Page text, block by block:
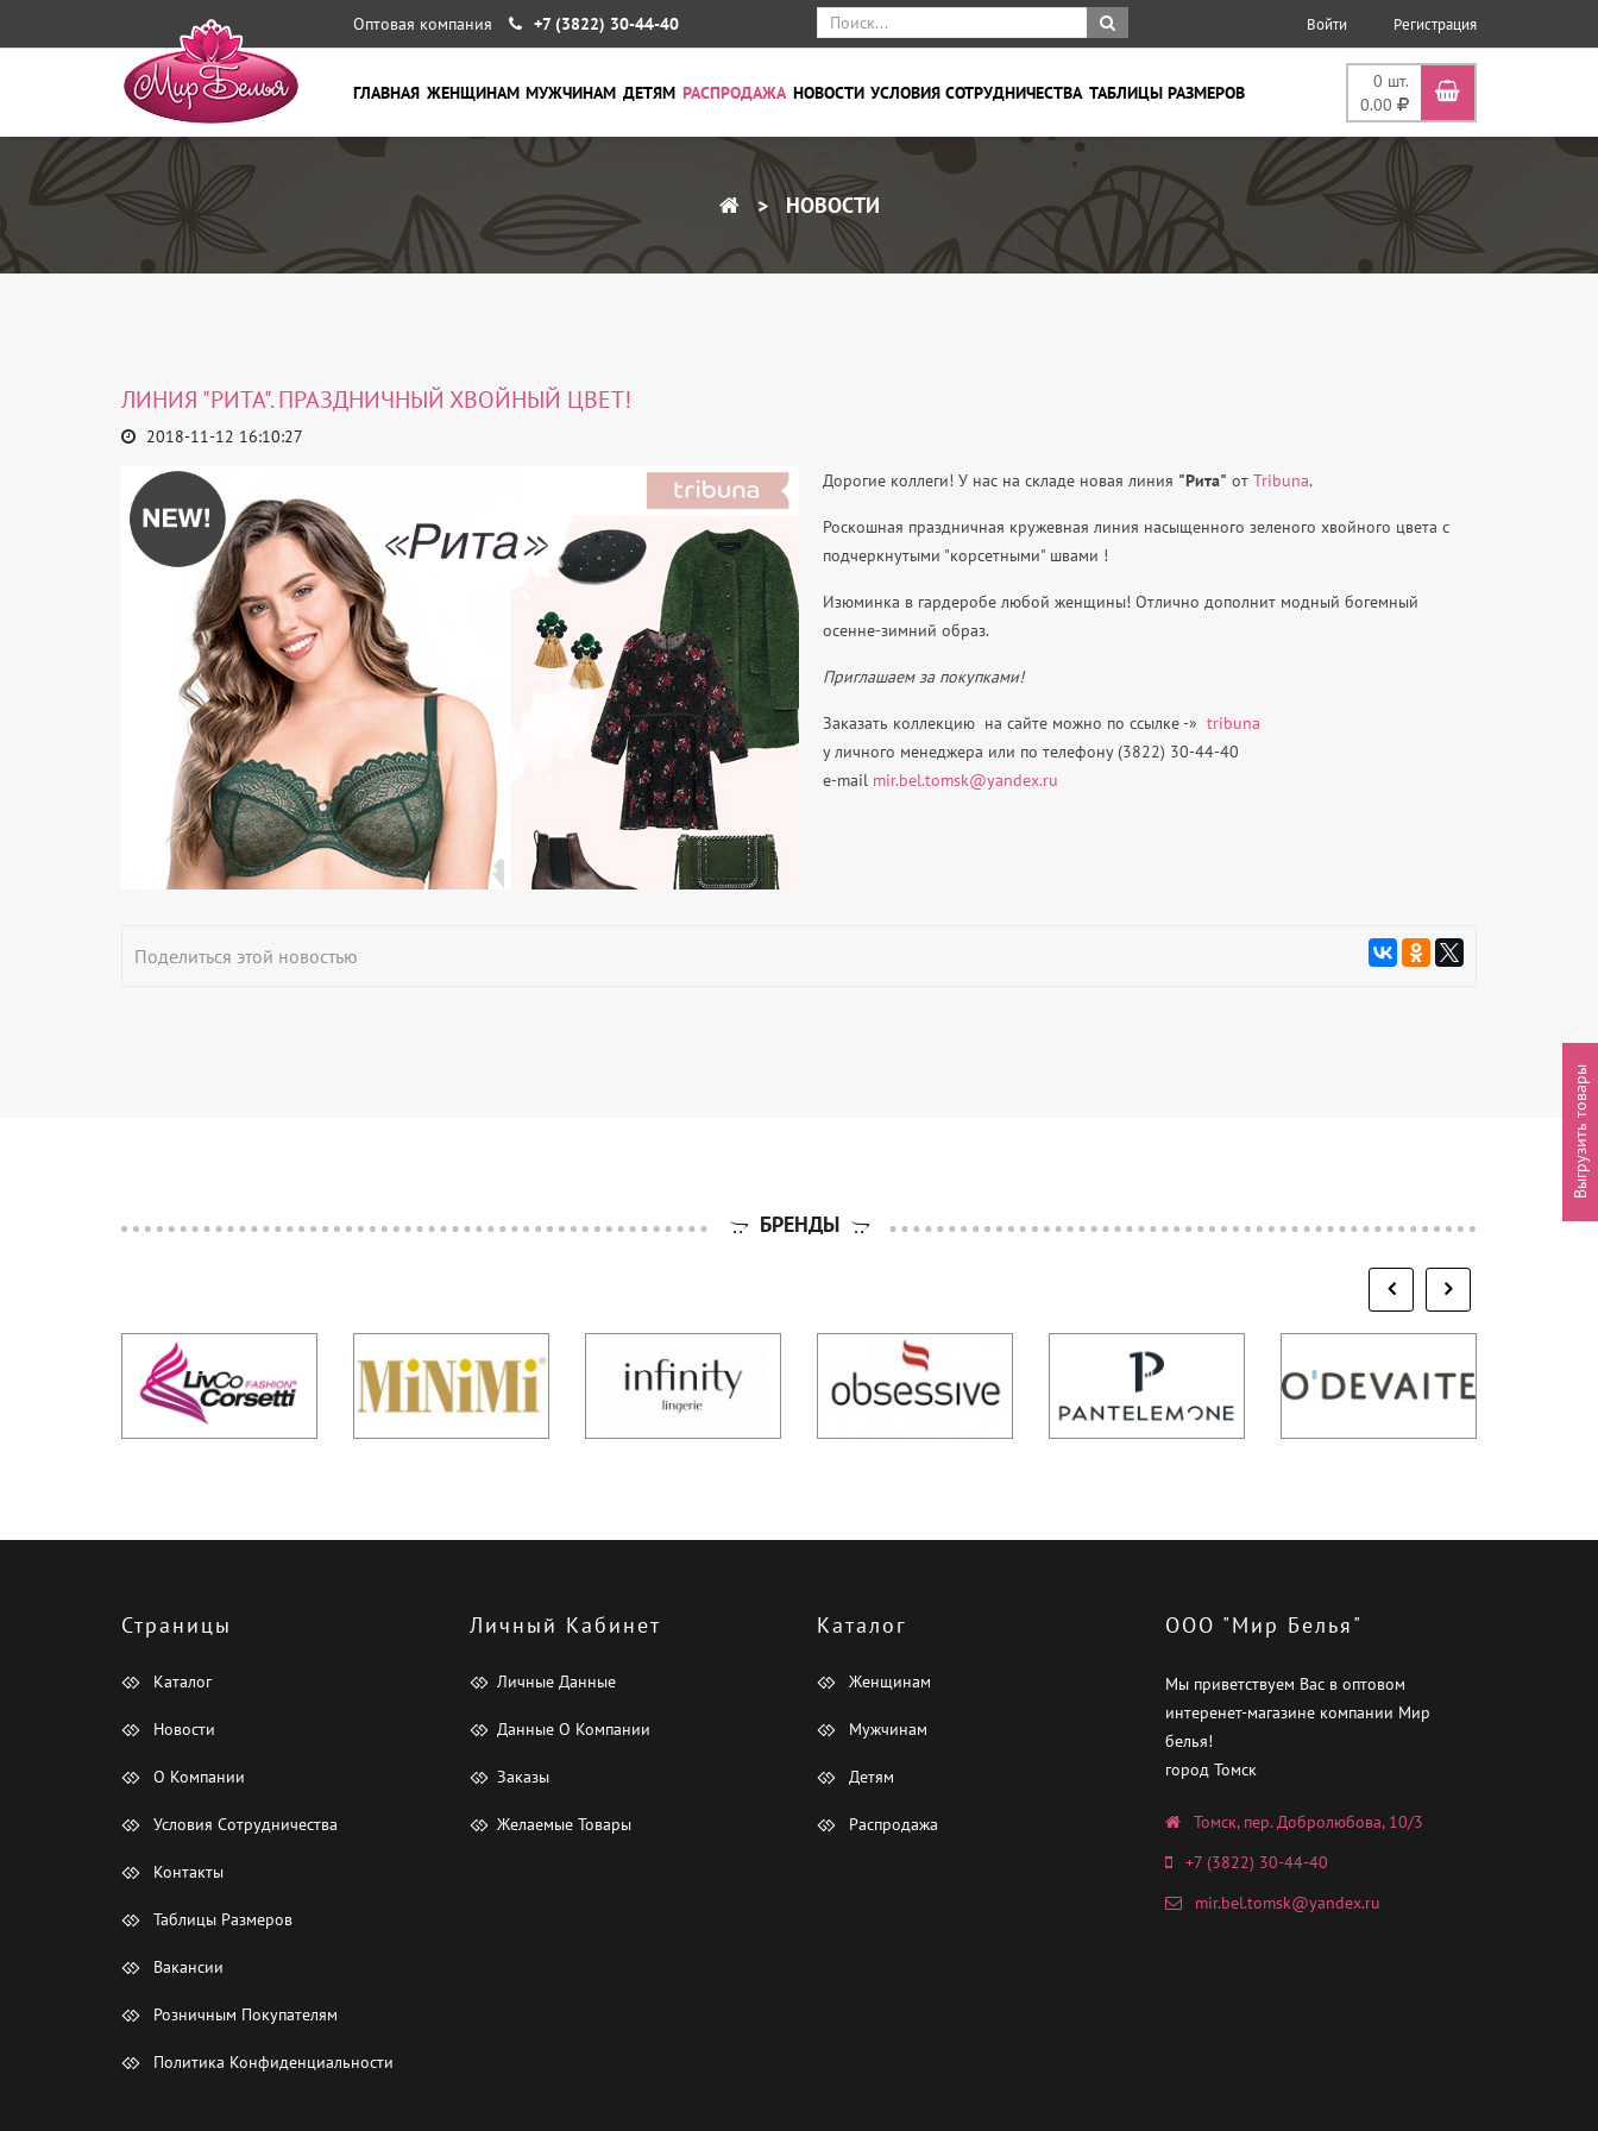
Оптовая компания +7 (3822) 30-44-40 Войти Регистрация
0 шт.
0.00
ГЛАВНАЯ ЖЕНЩИНАМ МУЖЧИНАМ ДЕТЯМ РАСПРОДАЖА НОВОСТИ УСЛОВИЯ СОТРУДНИЧЕСТВА ТАБЛИЦЫ РАЗМЕРОВ
НОВОСТИ
ЛИНИЯ "РИТА". ПРАЗДНИЧНЫЙ ХВОЙНЫЙ ЦВЕТ!
2018-11-12 16:10:27
Дорогие коллеги! У нас на складе новая линия "Рита" от Tribuna.
Роскошная праздничная кружевная линия насыщенного зеленого хвойного цвета с
подчеркнутыми "корсетными" швами !
Изюминка в гардеробе любой женщины! Отлично дополнит модный богемный
осенне-зимний образ.
Приглашаем за покупками!
Заказать коллекцию на сайте можно по ссылке -» tribuna
у личного менеджера или по телефону (3822) 30-44-40
e-mail mir.bel.tomsk@yandex.ru
Поделиться этой новостью
БРЕНДЫ
Страницы
Каталог
Новости
О Компании
Условия Сотрудничества
Контакты
Таблицы Размеров
Вакансии
Розничным Покупателям
Политика Конфиденциальности
Личный Кабинет
Личные Данные
Данные О Компании
Заказы
Желаемые Товары
Каталог
Женщинам
Мужчинам
Детям
Распродажа
ООО "Мир Белья"
Мы приветствуем Вас в оптовом
интеренет-магазине компании Мир
белья!
город Томск
Томск, пер. Добролюбова, 10/3
+7 (3822) 30-44-40
mir.bel.tomsk@yandex.ru
Выгрузить товары